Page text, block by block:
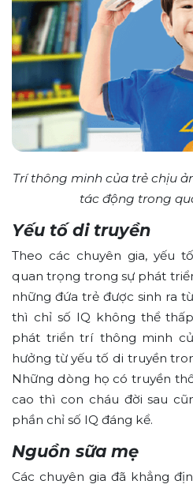
Trí thông minh của trẻ chịu
tác động trong
Yếu tố di truyền
Theo các chuyên gia, yếu
quan trọng trong sự phát
những đứa trẻ được sinh ra
thì chỉ số IQ không thể
phát triển trí thông minh
hưởng từ yếu tố di truyền
Những dòng họ có truyền
cao thì con cháu đời sau
phần chỉ số IQ đáng kể.
Nguồn sữa mẹ
Các chuyên gia đã khẳng